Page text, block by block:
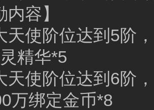
内容】
天使阶位达到5阶
精华*5
天使阶位达到6阶
万绑定金币*8